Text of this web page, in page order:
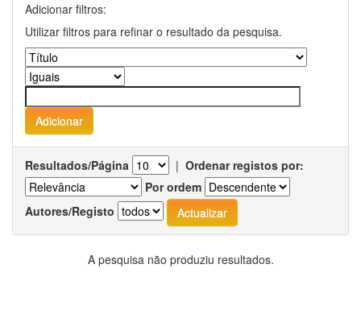
Adicionar filtros:
Utilizar filtros para refinar o resultado da pesquisa.
Resultados/Página | Ordenar registos por:
Por ordem
Autores/Registo
A pesquisa não produziu resultados.